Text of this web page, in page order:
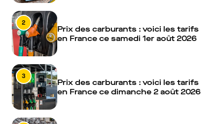
2
Prix des carburants : voici les tarifs
en France ce samedi 1er août 2026
3
Prix des carburants : voici les tarifs
en France ce dimanche 2 août 2026